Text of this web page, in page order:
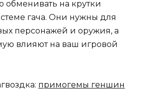
обменивать на крутки
гача. Они нужны для
персонажей и оружия, а
влияют на ваш игровой
примогемы геншин